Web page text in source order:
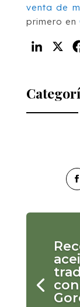
venta de
primero en